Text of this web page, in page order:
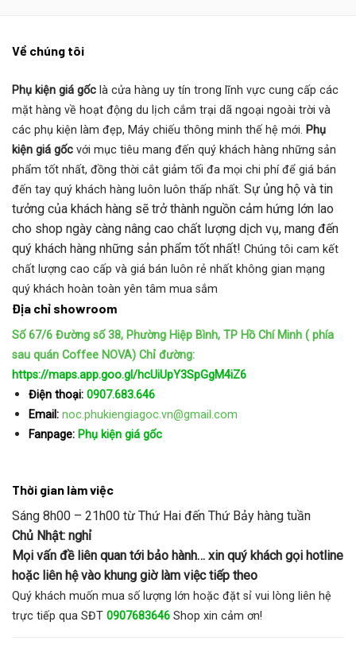
Về chúng tôi
Phụ kiện giá gốc là cửa hàng uy tín trong lĩnh vực cung cấp các
mặt hàng về hoạt động du lịch cắm trại dã ngoại ngoài trời và
các phụ kiện làm đẹp, Máy chiếu thông minh thế hệ mới. Phụ
kiện giá gốc với mục tiêu mang đến quý khách hàng những sản
phẩm tốt nhất, đồng thời cắt giảm tối đa mọi chi phí để giá bán
đến tay quý khách hàng luôn luôn thấp nhất. Sự ủng hộ và tin
tưởng của khách hàng sẽ trở thành nguồn cảm hứng lớn lao
cho shop ngày càng nâng cao chất lượng dịch vụ, mang đến
quý khách hàng những sản phẩm tốt nhất! Chúng tôi cam kết
chất lượng cao cấp và giá bán luôn rẻ nhất không gian mạng
quý khách hoàn toàn yên tâm mua sắm
Địa chỉ showroom
Số 67/6 Đường số 38, Phường Hiệp Bình, TP Hồ Chí Minh ( phía
sau quán Coffee NOVA) Chỉ đường:
https://maps.app.goo.gl/hcUiUpY3SpGgM4iZ6
Điện thoại: 0907.683.646
Email:noc.phukiengiagoc.vn@gmail.com
Fanpage:Phụ kiện giá gốc
Thời gian làm việc
Sáng 8h00 – 21h00 từ Thứ Hai đến Thứ Bảy hàng tuần
Chủ Nhật: nghỉ
Mọi vấn đề liên quan tới bảo hành… xin quý khách gọi hotline
hoặc liên hệ vào khung giờ làm việc tiếp theo
Quý khách muốn mua số lượng lớn hoặc đặt sỉ vui lòng liên hệ
trực tiếp qua SĐT 0907683646 Shop xin cảm ơn!